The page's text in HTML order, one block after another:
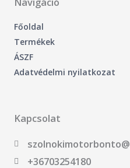
f
Főoldal
Termékek
ÁSZF
Adatvédelmi nyilatkozat
Kapcsolat
+36703254180